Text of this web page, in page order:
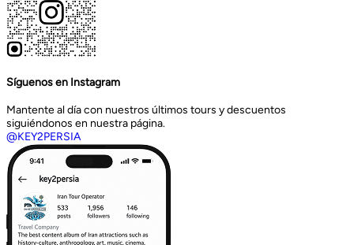
Síguenos en Instagram
Mantente al día con nuestros últimos tours y descuentos
siguiéndonos en nuestra página.
@KEY2PERSIA